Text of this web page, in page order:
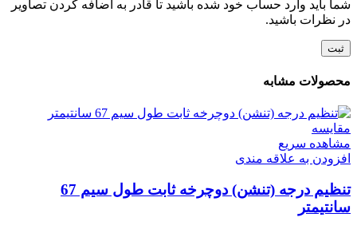
شما باید وارد حساب خود شده باشید تا قادر به اضافه کردن تصاویر
در نظرات باشید.
محصولات مشابه
مقایسه
مشاهده سریع
افزودن به علاقه مندی
تنظیم درجه (تنشن) دوچرخه ثابت طول سیم 67
سانتیمتر